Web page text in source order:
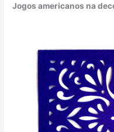
Jogos americanos na